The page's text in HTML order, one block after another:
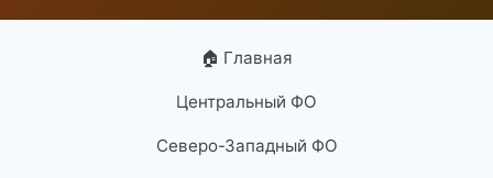
🏠 Главная
Центральный ФО
Северо-Западный ФО